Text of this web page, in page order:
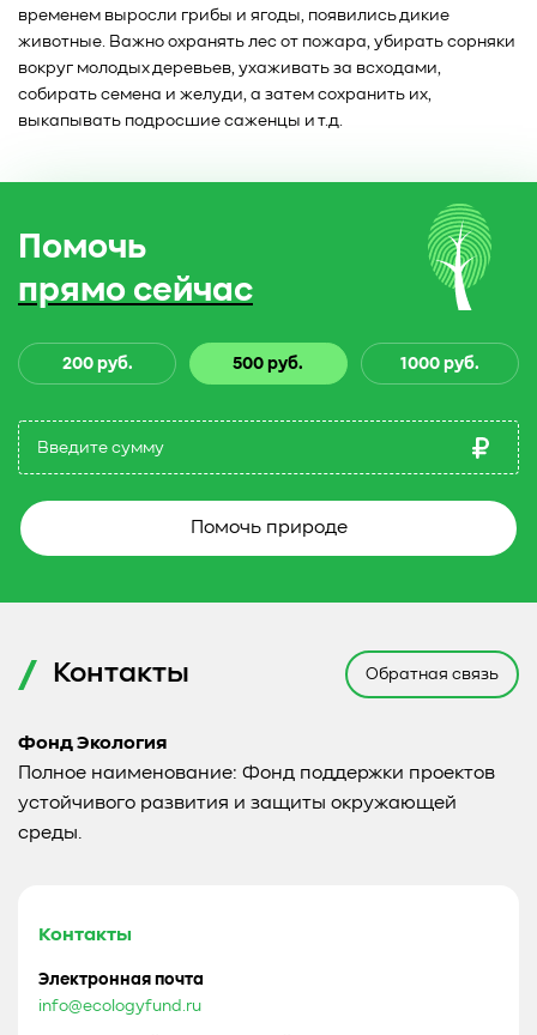
временем выросли грибы и ягоды, появились дикие
животные. Важно охранять лес от пожара, убирать сорняки
вокруг молодых деревьев, ухаживать за всходами,
собирать семена и желуди, а затем сохранить их,
выкапывать подросшие саженцы и т.д.
Помочь
прямо сейчас
200 руб. 500 руб. 1000 руб.
Помочь природе
Контакты Обратная связь
Фонд Экология
Полное наименование: Фонд поддержки проектов
устойчивого развития и защиты окружающей
среды.
Контакты
Электронная почта
info@ecologyfund.ru